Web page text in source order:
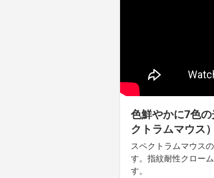
色鮮やかに7色
クトラムマウス
スペクトラムマウス
す。指紋耐性クロー
す。